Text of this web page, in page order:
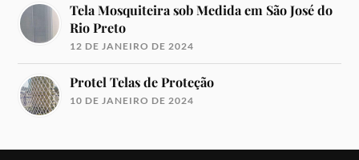
Tela Mosquiteira sob Medida em São José do
Rio Preto
12 DE JANEIRO DE 2024
Protel Telas de Proteção
10 DE JANEIRO DE 2024